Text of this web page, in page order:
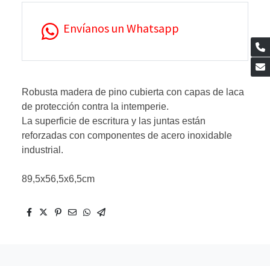
Envíanos un Whatsapp
Robusta madera de pino cubierta con capas de laca
de protección contra la intemperie.
La superficie de escritura y las juntas están
reforzadas con componentes de acero inoxidable
industrial.
89,5x56,5x6,5cm